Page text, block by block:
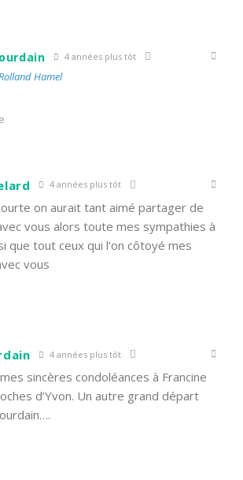
4 années plus tôt
Hamel
4 années plus tôt
on aurait tant aimé partager de
vous alors toute mes sympathies à
que tout ceux qui l’on côtoyé mes
vous
4 années plus tôt
sincères condoléances à Francine
d’Yvon. Un autre grand départ